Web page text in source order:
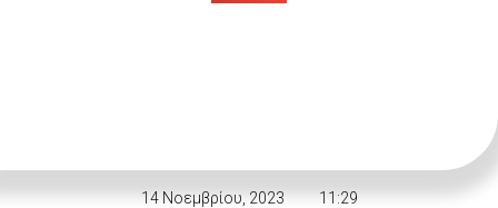
14 Νοεμβρίου, 2023 11:29